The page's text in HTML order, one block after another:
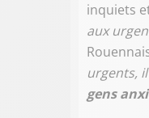
inquiets
aux
urgents,
gens